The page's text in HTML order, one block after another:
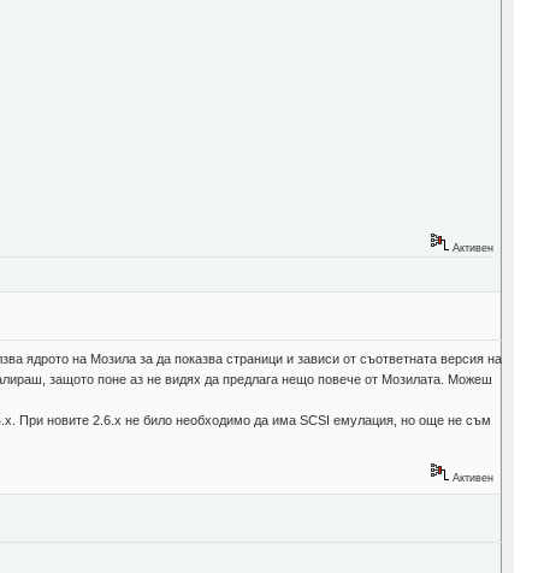
Активен
ядрото на Мозила за да показва страници и зависи от съответната версия на
защото поне аз не видях да предлага нещо повече от Мозилата. Можеш
При новите 2.6.х не било необходимо да има SCSI емулация, но още не съм
Активен